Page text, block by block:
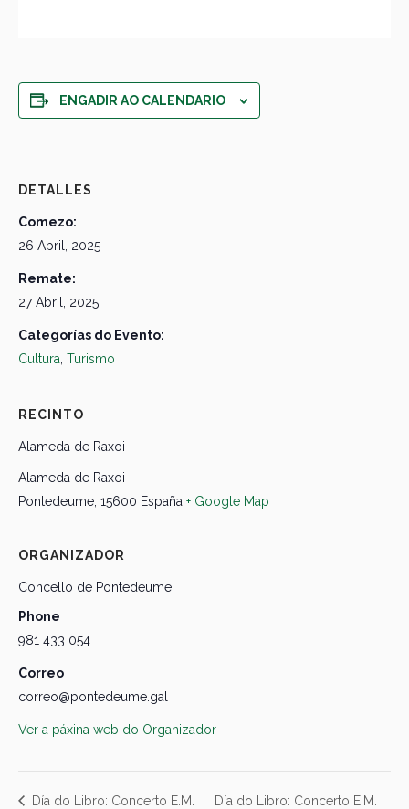
ENGADIR AO CALENDARIO
DETALLES
Comezo:
26 Abril, 2025
Remate:
27 Abril, 2025
Categorías do Evento:
Cultura Turismo
RECINTO
Alameda de Raxoi
Alameda de Raxoi
Pontedeume 15600 España + Google Map
ORGANIZADOR
Concello de Pontedeume
Phone
981 433 054
Correo
correo@pontedeume.gal
Ver a páxina web do Organizador
Día do Libro: Concerto E.M.
Día do Libro: Concerto E.M.